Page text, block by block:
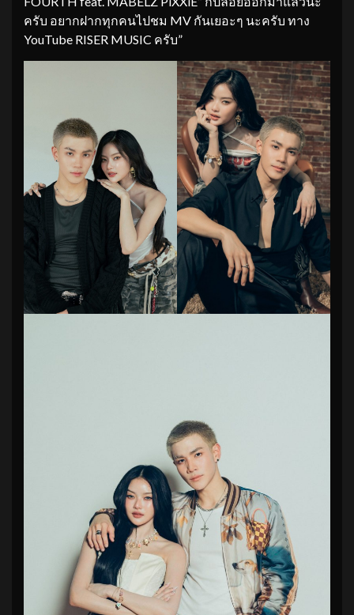
ครับ อยากฝากทุกคนไปชม MV กันเยอะๆ นะครับ ทาง
YouTube RISER MUSIC ครับ”